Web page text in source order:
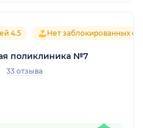
4.5 Нет заблокированных
поликлиника №7
33 отзыва